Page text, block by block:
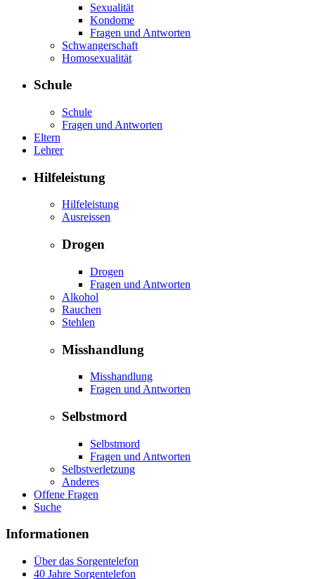
Sexualität
Kondome
Fragen und Antworten
Schwangerschaft
Homosexualität
Schule
Schule
Fragen und Antworten
Eltern
Lehrer
Hilfeleistung
Hilfeleistung
Ausreissen
Drogen
Drogen
Fragen und Antworten
Alkohol
Rauchen
Stehlen
Misshandlung
Misshandlung
Fragen und Antworten
Selbstmord
Selbstmord
Fragen und Antworten
Selbstverletzung
Anderes
Offene Fragen
Suche
Informationen
Über das Sorgentelefon
40 Jahre Sorgentelefon